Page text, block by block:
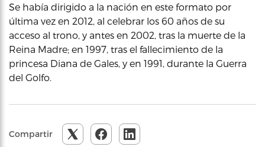
Se había dirigido a la nación en este formato por
última vez en 2012, al celebrar los 60 años de su
acceso al trono, y antes en 2002, tras la muerte de la
Reina Madre; en 1997, tras el fallecimiento de la
princesa Diana de Gales, y en 1991, durante la Guerra
del Golfo.
Compartir